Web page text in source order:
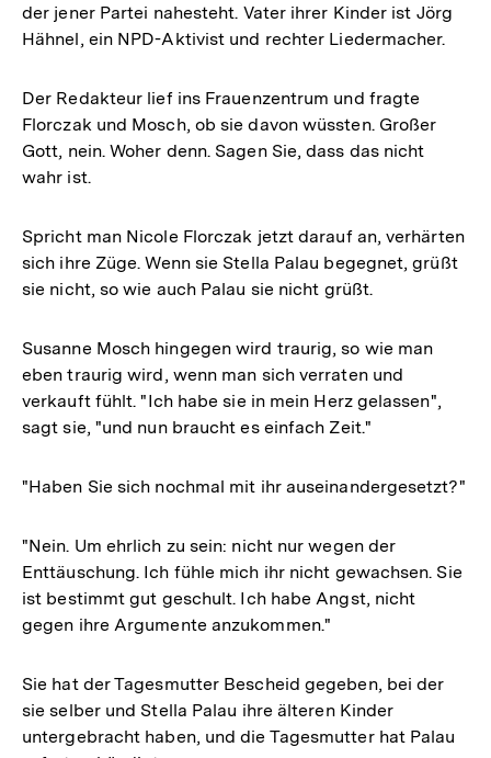
der jener Partei nahesteht. Vater ihrer Kinder ist Jörg
Hähnel, ein NPD-Aktivist und rechter Liedermacher.
Der Redakteur lief ins Frauenzentrum und fragte
Florczak und Mosch, ob sie davon wüssten. Großer
Gott, nein. Woher denn. Sagen Sie, dass das nicht
wahr ist.
Spricht man Nicole Florczak jetzt darauf an, verhärten
sich ihre Züge. Wenn sie Stella Palau begegnet, grüßt
sie nicht, so wie auch Palau sie nicht grüßt.
Susanne Mosch hingegen wird traurig, so wie man
eben traurig wird, wenn man sich verraten und
verkauft fühlt. "Ich habe sie in mein Herz gelassen",
sagt sie, "und nun braucht es einfach Zeit."
"Haben Sie sich nochmal mit ihr auseinandergesetzt?"
"Nein. Um ehrlich zu sein: nicht nur wegen der
Enttäuschung. Ich fühle mich ihr nicht gewachsen. Sie
ist bestimmt gut geschult. Ich habe Angst, nicht
gegen ihre Argumente anzukommen."
Sie hat der Tagesmutter Bescheid gegeben, bei der
sie selber und Stella Palau ihre älteren Kinder
untergebracht haben, und die Tagesmutter hat Palau